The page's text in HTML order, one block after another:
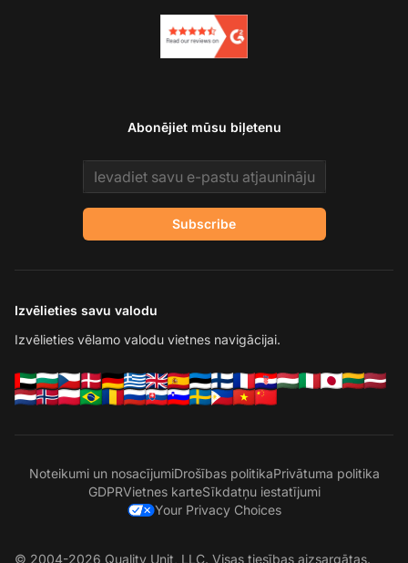
Abonējiet mūsu biļetenu
Email address
Subscribe
Izvēlieties savu valodu
Izvēlieties vēlamo valodu vietnes navigācijai.
Noteikumi un nosacījumiDrošības politikaPrivātuma politika
GDPRVietnes karteSīkdatņu iestatījumi
Your Privacy Choices
© 2004-2026 Quality Unit, LLC. Visas tiesības aizsargātas.